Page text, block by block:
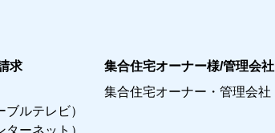
求
ルテレビ）
ーネット）
集合住宅オーナー様/管理会社
集合住宅オーナー・管理会社